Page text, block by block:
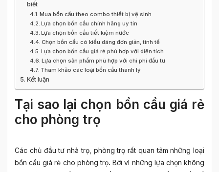
biết
Mua bồn cầu theo combo thiết bị vệ sinh
Lựa chọn bồn cầu chính hãng uy tín
Lựa chọn bồn cầu tiết kiệm nước
Chọn bồn cầu có kiểu dáng đơn giản, tinh tế
Lựa chọn bồn cầu giá rẻ phù hợp với diện tích
Lựa chọn sản phẩm phù hợp với chi phí đầu tư
Tham khảo các loại bồn cầu thanh lý
Kết luận
Tại sao lại chọn bồn cầu giá rẻ
cho phòng trọ
Các chủ đầu tư nhà trọ, phòng trọ rất quan tâm những loại
bồn cầu giá rẻ cho phòng trọ. Bởi vì những lựa chọn không